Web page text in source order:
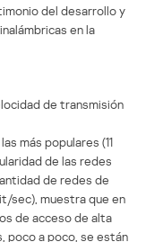
del desarrollo y
en la
de transmisión
más populares (11
de las redes
de redes de
sec), muestra que en
de acceso de alta
poco a poco, se están